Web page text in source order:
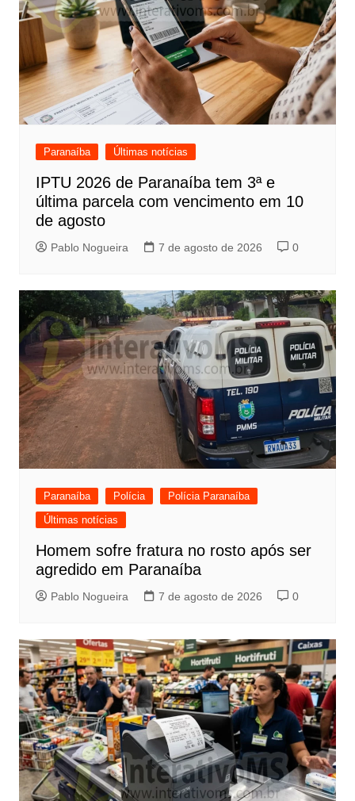
Paranaíba Últimas notícias
IPTU 2026 de Paranaíba tem 3ª e
última parcela com vencimento em 10
de agosto
Pablo Nogueira 7 de agosto de 2026 0
Paranaíba Polícia
Polícia Paranaíba
Últimas notícias
Homem sofre fratura no rosto após ser
agredido em Paranaíba
Pablo Nogueira 7 de agosto de 2026 0